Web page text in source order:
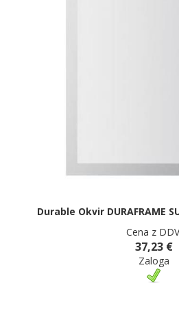
Durable Okvir DURAFRAME
Cena z
37,23 €
Zaloga